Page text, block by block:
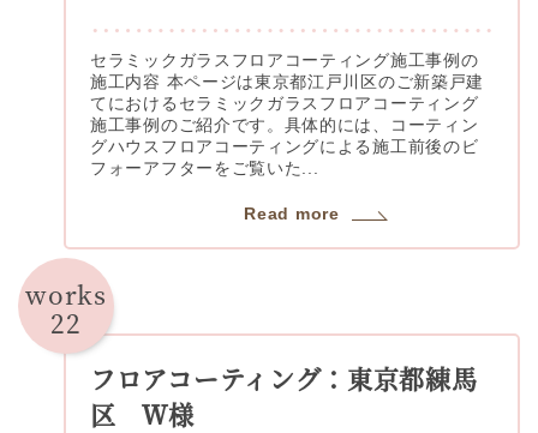
セラミックガラスフロアコーティング施工事例の
施工内容 本ページは東京都江戸川区のご新築戸建
てにおけるセラミックガラスフロアコーティング
施工事例のご紹介です。具体的には、コーティン
グハウスフロアコーティングによる施工前後のビ
フォーアフターをご覧いた...
Read more
works
22
フロアコーティング：東京都練馬
区 Ｗ様